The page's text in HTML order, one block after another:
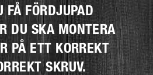
FÅ FÖRDJUPAD
DU SKA MONTERA
PÅ ETT KORREKT
SKRUV.